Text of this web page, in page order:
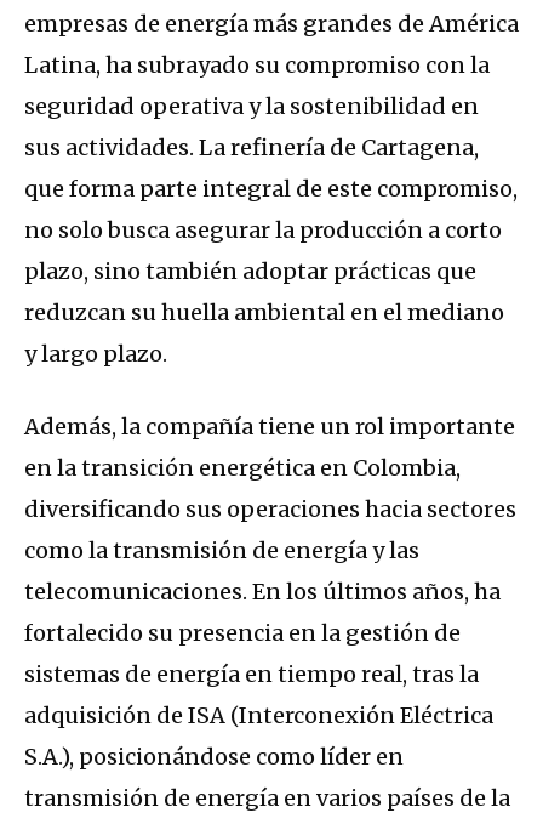
empresas de energía más grandes de América
Latina, ha subrayado su compromiso con la
seguridad operativa y la sostenibilidad en
sus actividades. La refinería de Cartagena,
que forma parte integral de este compromiso,
no solo busca asegurar la producción a corto
plazo, sino también adoptar prácticas que
reduzcan su huella ambiental en el mediano
y largo plazo.
Además, la compañía tiene un rol importante
en la transición energética en Colombia,
diversificando sus operaciones hacia sectores
como la transmisión de energía y las
telecomunicaciones. En los últimos años, ha
fortalecido su presencia en la gestión de
sistemas de energía en tiempo real, tras la
adquisición de ISA (Interconexión Eléctrica
S.A.), posicionándose como líder en
transmisión de energía en varios países de la